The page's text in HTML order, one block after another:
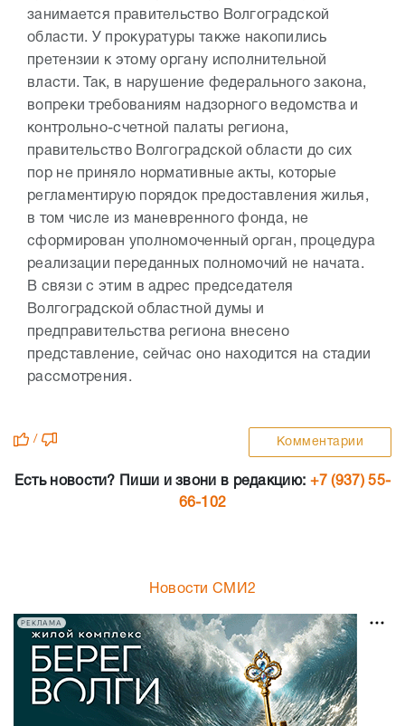
занимается правительство Волгоградской
области. У прокуратуры также накопились
претензии к этому органу исполнительной
власти. Так, в нарушение федерального закона,
вопреки требованиям надзорного ведомства и
контрольно-счетной палаты региона,
правительство Волгоградской области до сих
пор не приняло нормативные акты, которые
регламентирую порядок предоставления жилья,
в том числе из маневренного фонда, не
сформирован уполномоченный орган, процедура
реализации переданных полномочий не начата.
В связи с этим в адрес председателя
Волгоградской областной думы и
предправительства региона внесено
представление, сейчас оно находится на стадии
рассмотрения.
/ Комментарии
Есть новости? Пиши и звони в редакцию: +7 (937) 55-
66-102
Новости СМИ2
РЕКЛАМА